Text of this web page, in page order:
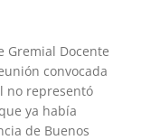
Gremial Docente
convocada
no representó
ya había
de Buenos